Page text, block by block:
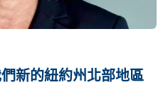
新的紐約州北部地區